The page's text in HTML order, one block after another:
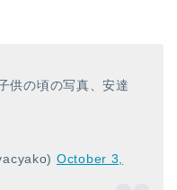
供の頃の写真、安達
October 3,